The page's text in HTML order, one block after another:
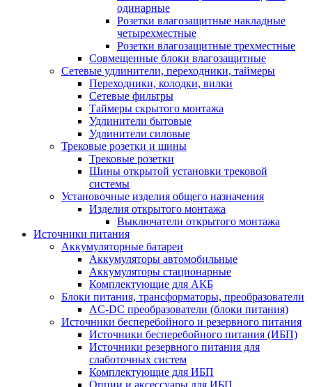
одинарные
Розетки влагозащитные накладные
четырехместные
Розетки влагозащитные трехместные
Совмещенные блоки влагозащитные
Сетевые удлинители, переходники, таймеры
Переходники, колодки, вилки
Сетевые фильтры
Таймеры скрытого монтажа
Удлинители бытовые
Удлинители силовые
Трековые розетки и шины
Трековые розетки
Шины открытой установки трековой
системы
Установочные изделия общего назначения
Изделия открытого монтажа
Выключатели открытого монтажа
Источники питания
Аккумуляторные батареи
Аккумуляторы автомобильные
Аккумуляторы стационарные
Комплектующие для АКБ
Блоки питания, трансформаторы, преобразователи
AC-DC преобразователи (блоки питания)
Источники бесперебойного и резервного питания
Источники бесперебойного питания (ИБП)
Источники резервного питания для
слаботочных систем
Комплектующие для ИБП
Опции и аксессуары для ИБП